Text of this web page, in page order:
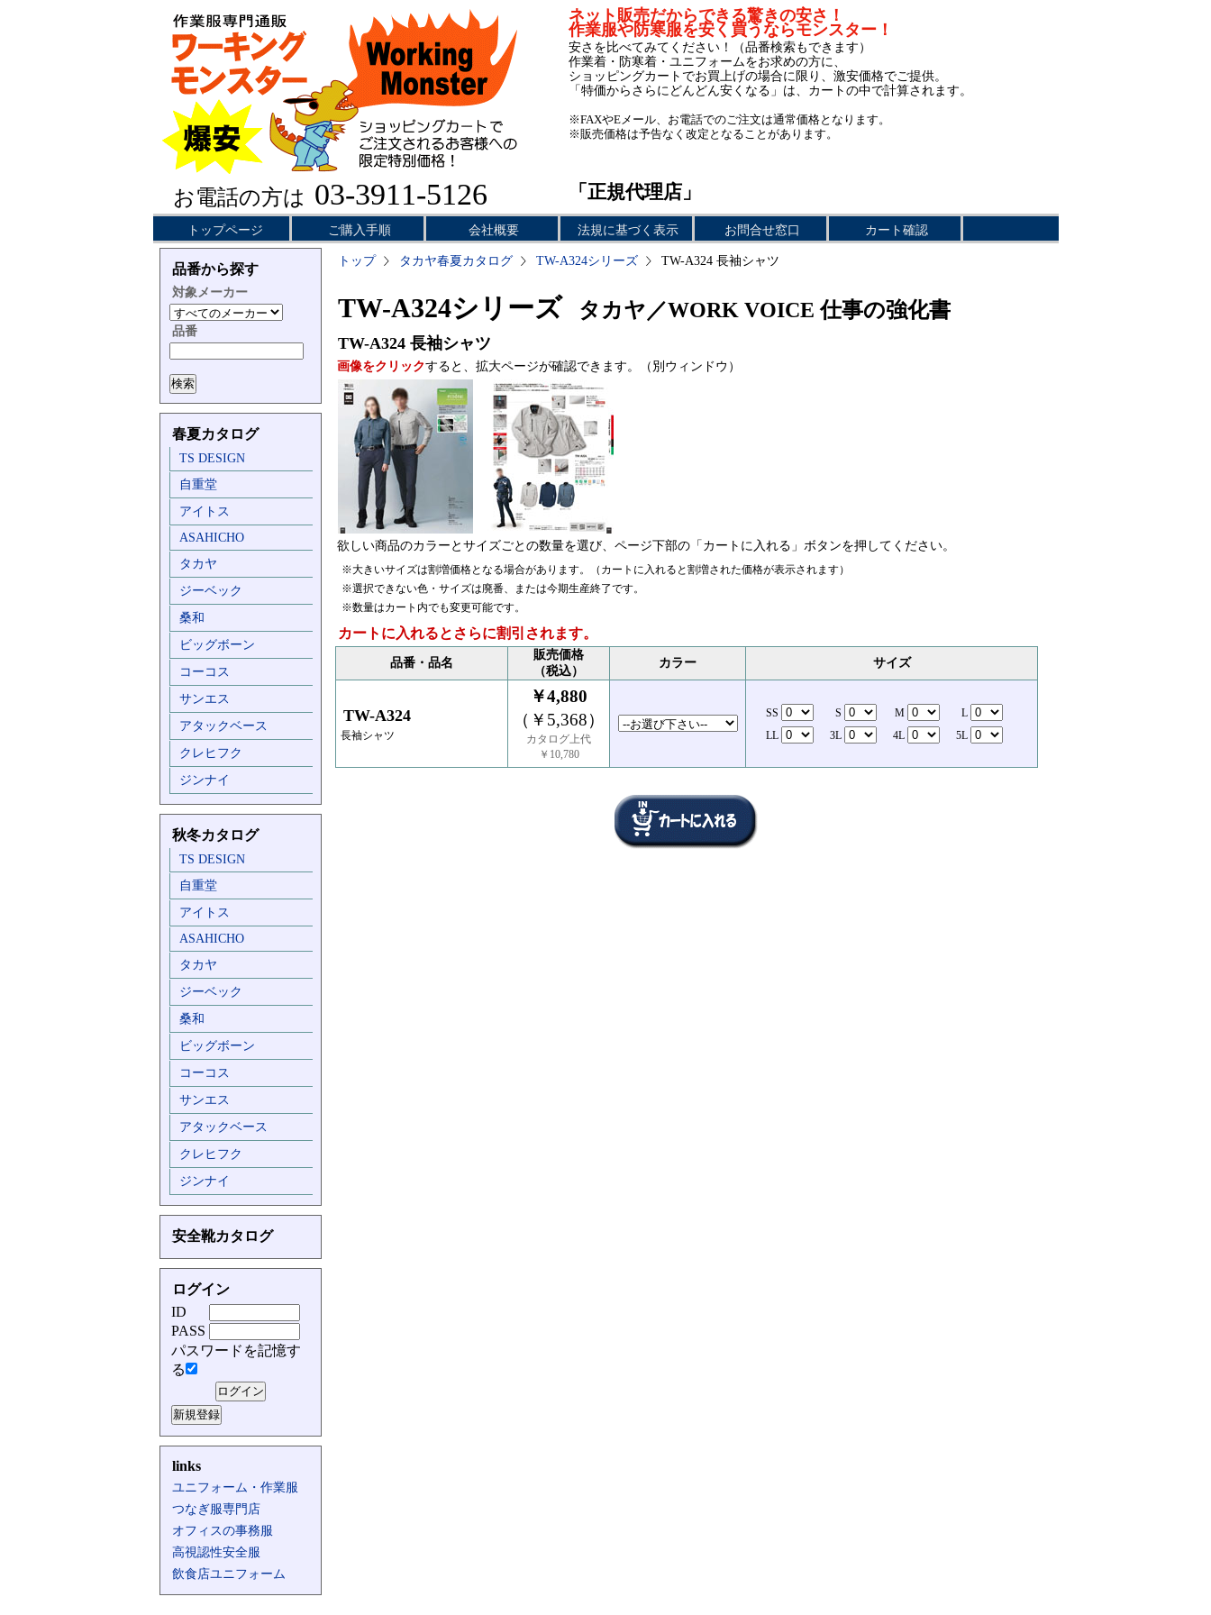
お電話の方は 03-3911-5126
ネット販売だからできる驚きの安さ！
作業服や防寒服を安く買うならモンスター！
安さを比べてみてください！（品番検索もできます）
作業着・防寒着・ユニフォームをお求めの方に、
ショッピングカートでお買上げの場合に限り、激安価格でご提供。
「特価からさらにどんどん安くなる」は、カートの中で計算されます。
※FAXやEメール、お電話でのご注文は通常価格となります。
※販売価格は予告なく改定となることがあります。
「正規代理店」
トップページ ご購入手順 会社概要 法規に基づく表示 お問合せ窓口 カート確認
品番から探す
対象メーカー
品番
春夏カタログ
TS DESIGN
自重堂
アイトス
ASAHICHO
タカヤ
ジーベック
桑和
ビッグボーン
コーコス
サンエス
アタックベース
クレヒフク
ジンナイ
秋冬カタログ
TS DESIGN
自重堂
アイトス
ASAHICHO
タカヤ
ジーベック
桑和
ビッグボーン
コーコス
サンエス
アタックベース
クレヒフク
ジンナイ
安全靴カタログ
ログイン
ID
PASS
パスワードを記憶す
る
links
ユニフォーム・作業服
つなぎ服専門店
オフィスの事務服
高視認性安全服
飲食店ユニフォーム
トップ タカヤ春夏カタログ TW-A324シリーズ TW-A324 長袖シャツ
TW-A324シリーズ タカヤ／WORK VOICE 仕事の強化書
TW-A324 長袖シャツ
画像をクリックすると、拡大ページが確認できます。（別ウィンドウ）
欲しい商品のカラーとサイズごとの数量を選び、ページ下部の「カートに入れる」ボタンを押してください。
※大きいサイズは割増価格となる場合があります。（カートに入れると割増された価格が表示されます）
※選択できない色・サイズは廃番、または今期生産終了です。
※数量はカート内でも変更可能です。
カートに入れるとさらに割引されます。
品番・品名
販売価格
（税込）
カラー サイズ
TW-A324
長袖シャツ
￥4,880
（￥5,368）
カタログ上代
￥10,780
SS S M
L
LL
3L 4L 5L